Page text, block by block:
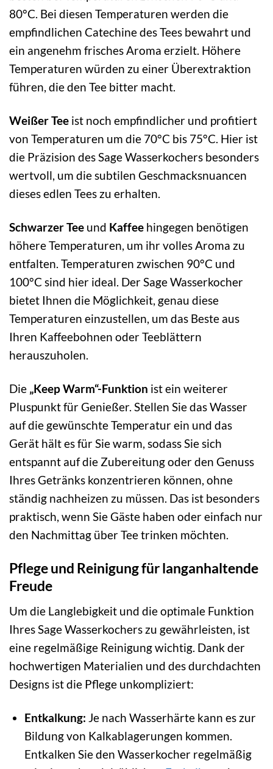
80°C. Bei diesen Temperaturen werden die
empfindlichen Catechine des Tees bewahrt und
ein angenehm frisches Aroma erzielt. Höhere
Temperaturen würden zu einer Überextraktion
führen, die den Tee bitter macht.
Weißer Tee ist noch empfindlicher und profitiert
von Temperaturen um die 70°C bis 75°C. Hier ist
die Präzision des Sage Wasserkochers besonders
wertvoll, um die subtilen Geschmacksnuancen
dieses edlen Tees zu erhalten.
Schwarzer Tee und Kaffee hingegen benötigen
höhere Temperaturen, um ihr volles Aroma zu
entfalten. Temperaturen zwischen 90°C und
100°C sind hier ideal. Der Sage Wasserkocher
bietet Ihnen die Möglichkeit, genau diese
Temperaturen einzustellen, um das Beste aus
Ihren Kaffeebohnen oder Teeblättern
herauszuholen.
Die „Keep Warm“-Funktion ist ein weiterer
Pluspunkt für Genießer. Stellen Sie das Wasser
auf die gewünschte Temperatur ein und das
Gerät hält es für Sie warm, sodass Sie sich
entspannt auf die Zubereitung oder den Genuss
Ihres Getränks konzentrieren können, ohne
ständig nachheizen zu müssen. Das ist besonders
praktisch, wenn Sie Gäste haben oder einfach nur
den Nachmittag über Tee trinken möchten.
Pflege und Reinigung für langanhaltende
Freude
Um die Langlebigkeit und die optimale Funktion
Ihres Sage Wasserkochers zu gewährleisten, ist
eine regelmäßige Reinigung wichtig. Dank der
hochwertigen Materialien und des durchdachten
Designs ist die Pflege unkompliziert:
Entkalkung: Je nach Wasserhärte kann es zur
Bildung von Kalkablagerungen kommen.
Entkalken Sie den Wasserkocher regelmäßig